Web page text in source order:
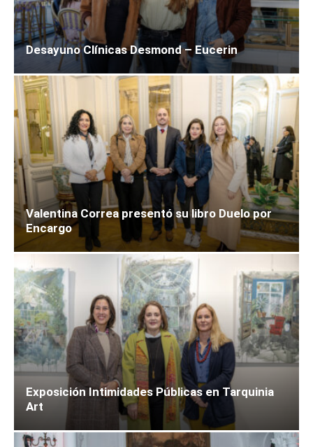
Desayuno Clínicas Desmond – Eucerin
Valentina Correa presentó su libro Duelo por
Encargo
Exposición Intimidades Públicas en Tarquinia
Art